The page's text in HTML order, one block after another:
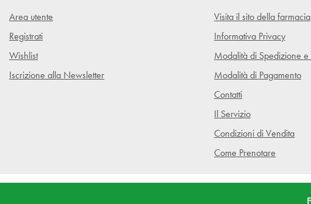
Area utente
Registrati
Wishlist
Iscrizione alla Newsletter
Visita il sito della farmacia
Informativa Privacy
Modalità di Spedizione e
Modalità di Pagamento
Contatti
Il Servizio
Condizioni di Vendita
Come Prenotare